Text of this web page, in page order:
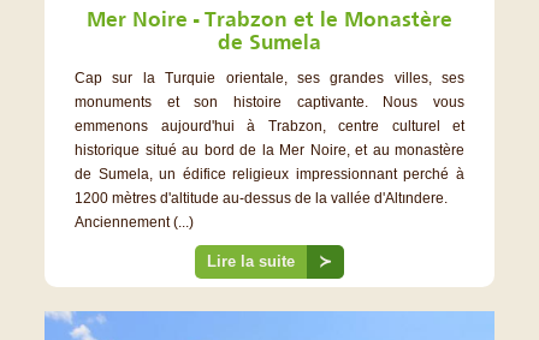
Mer Noire - Trabzon et le Monastère
de Sumela
Cap sur la Turquie orientale, ses grandes villes, ses
monuments et son histoire captivante. Nous vous
emmenons aujourd'hui à Trabzon, centre culturel et
historique situé au bord de la Mer Noire, et au monastère
de Sumela, un édifice religieux impressionnant perché à
1200 mètres d'altitude au-dessus de la vallée d'Altındere.
Anciennement (...)
Lire la suite ≻